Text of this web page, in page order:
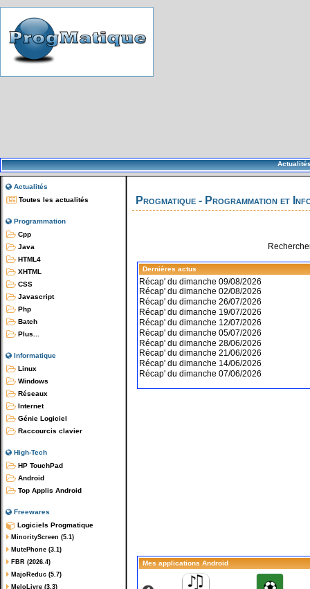
Actualités
Toutes les actualités
Programmation
Cpp
Java
HTML4
XHTML
CSS
Javascript
Php
Batch
Plus...
Informatique
Linux
Windows
Réseaux
Internet
Génie Logiciel
Raccourcis clavier
High-Tech
HP TouchPad
Android
Top Applis Android
Freewares
Logiciels Progmatique
MinorityScreen (5.1)
MutePhone (3.1)
FBR (2026.4)
MajoReduc (5.7)
MeloLivre (3.3)
Progmatique - Programmation et
Dernières actus
Récap' du dimanche 09/08/2026
Récap' du dimanche 02/08/2026
Récap' du dimanche 26/07/2026
Récap' du dimanche 19/07/2026
Récap' du dimanche 12/07/2026
Récap' du dimanche 05/07/2026
Récap' du dimanche 28/06/2026
Récap' du dimanche 21/06/2026
Récap' du dimanche 14/06/2026
Récap' du dimanche 07/06/2026
Mes applications Android